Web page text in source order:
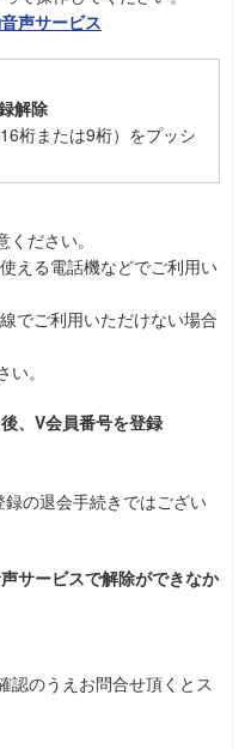
声サービス
解除
桁または9桁）をプッシ
ださい。
える電話機などでご利用い
でご利用いただけない場合
。
、V会員番号を登録
の退会手続きではござい
サービスで解除ができなか
認のうえお問合せ頂くとス